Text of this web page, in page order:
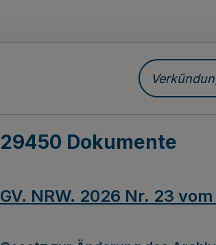
29450 Dokumente
GV. NRW. 2026 Nr. 23